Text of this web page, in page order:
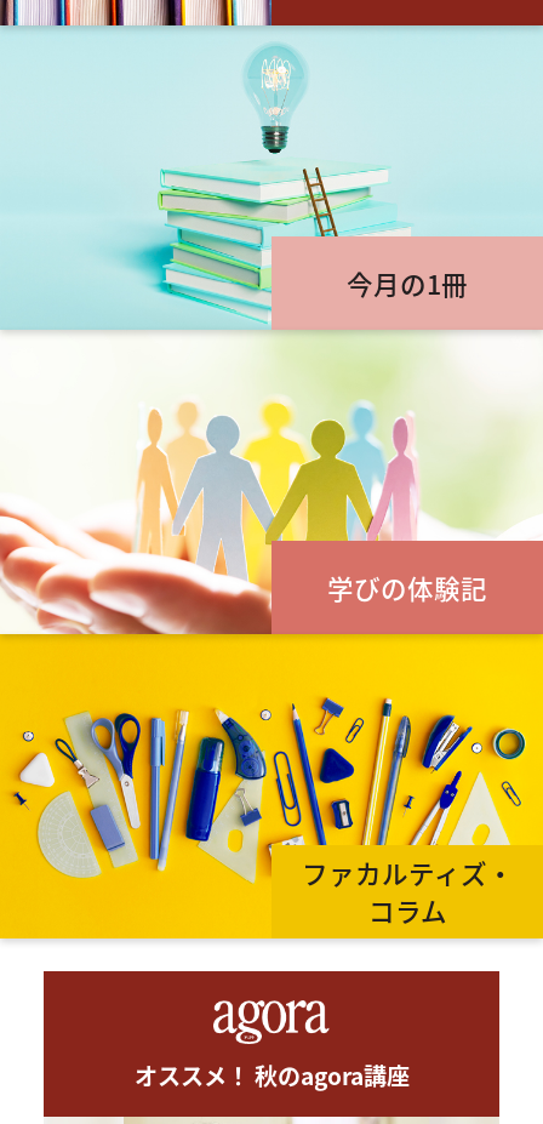
今月の1冊
学びの体験記
ファカルティズ・
コラム
オススメ！ 秋のagora講座